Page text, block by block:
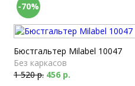
-70%
Бюстгальтер Milabel 10047
Без каркасов
1 520 р. 456 р.